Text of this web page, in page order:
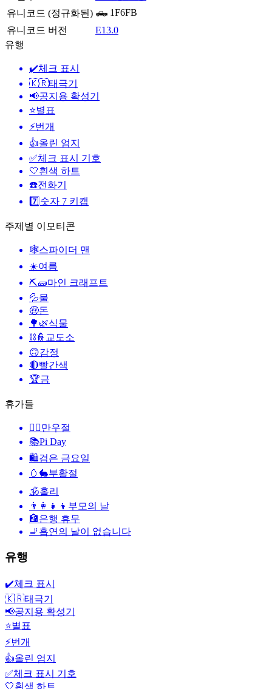
유니코드 (정규화된) 🛻 1F6FB
유니코드 버전
E13.0
유행
✔️체크 표시
🇰🇷태극기
📢공지용 확성기
⭐별표
⚡번개
👍올린 엄지
✅체크 표시 기호
🤍흰색 하트
☎️전화기
7️⃣ 숫자 7 키캡
주제별 이모티콘
🕸️스파이더 맨
☀️여름
⛏🧱마인 크래프트
💦물
🤑돈
🌳🌿식물
⛓️👮 교도소
🙃감정
🔴빨간색
🏆금
휴가들
🙆‍♂️만우절
📚Pi Day
🛍검은 금요일
🥚🐇부활절
🕉홀리
👨‍👩‍👧‍👦 부모의 날
🏦은행 휴무
🚬 흡연의 날이 없습니다
유행
✔️체크 표시
🇰🇷태극기
📢공지용 확성기
⭐별표
⚡번개
👍올린 엄지
✅체크 표시 기호
🤍흰색 하트